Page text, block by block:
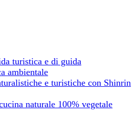
turistica e di guida
ambientale
e turistiche con Shinrin
naturale 100% vegetale